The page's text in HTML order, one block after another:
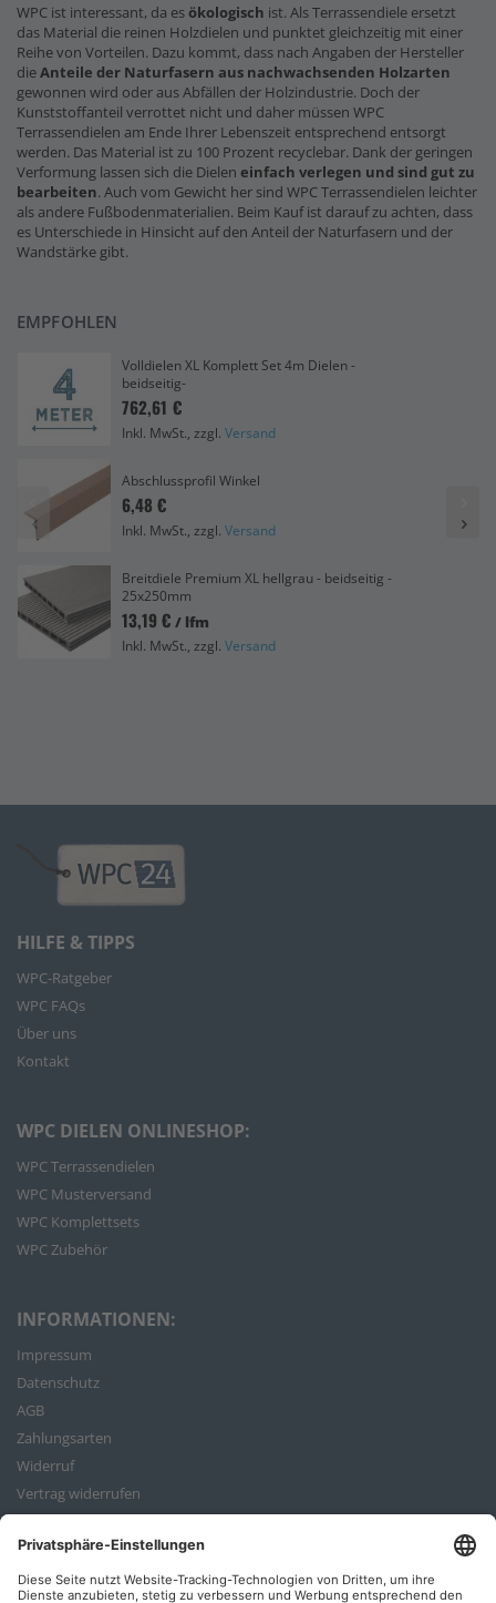
WPC ist interessant, da esökologisch ist. Als Terrassendiele ersetzt
das Material die reinen Holzdielen und punktet gleichzeitig mit einer
Reihe von Vorteilen. Dazu kommt, dass nach Angaben der Hersteller
dieAnteile der Naturfasern aus nachwachsenden Holzarten
gewonnen wird oder aus Abfällen der Holzindustrie. Doch der
Kunststoffanteil verrottet nicht und daher müssen WPC
Terrassendielen am Ende Ihrer Lebenszeit entsprechend entsorgt
werden. Das Material ist zu 100 Prozent recyclebar. Dank der geringen
Verformung lassen sich die Dielen einfach verlegen und sind gut zu
bearbeiten. Auch vom Gewicht her sind WPC Terrassendielen leichter
als andere Fußbodenmaterialien. Beim Kauf ist darauf zu achten, dass
es Unterschiede in Hinsicht auf den Anteil der Naturfasern und der
Wandstärke gibt.
EMPFOHLEN
Volldielen XL Komplett Set 4m Dielen -
beidseitig-
762,61 €
Inkl. MwSt., zzgl. Versand
Abschlussprofil Winkel
6,48 €
Inkl. MwSt., zzgl. Versand
Breitdiele Premium XL hellgrau - beidseitig -
25x250mm
13,19 € / lfm
Inkl. MwSt., zzgl. Versand
HILFE & TIPPS
WPC-Ratgeber
WPC FAQs
Über uns
Kontakt
WPC DIELEN ONLINESHOP:
WPC Terrassendielen
WPC Musterversand
WPC Komplettsets
WPC Zubehör
INFORMATIONEN:
Impressum
Datenschutz
AGB
Zahlungsarten
Widerruf
Vertrag widerrufen
Bestellvorgang
ZAHLUNGSARTEN: